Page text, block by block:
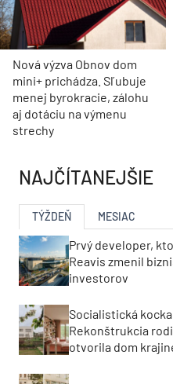
Nová výzva Obnov dom
mini+ prichádza. Sľubuje
menej byrokracie, zálohu
aj dotáciu na výmenu
strechy
NAJČÍTANEJŠIE
TÝŽDEŇ MESIAC
Prvý developer,
Reavis zmenil
investorov
Socialistická
Rekonštrukcia
otvorila dom